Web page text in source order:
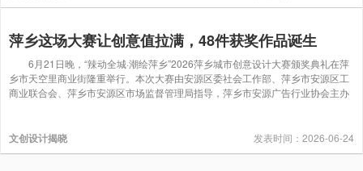
萍乡这场大赛让创意值拉满，48件获奖作品诞生
6月21日晚，“辣动全城·潮绘萍乡”2026萍乡城市创意设计大赛颁奖典礼在萍
乡市天空里商业街隆重举行。本次大赛由安源区委社会工作部、萍乡市安源区工
商业联合会、萍乡市安源区市场监督管理局指导，萍乡市安源广告行业协会主办
文创设计揭晓 发表时间：2026-06-24